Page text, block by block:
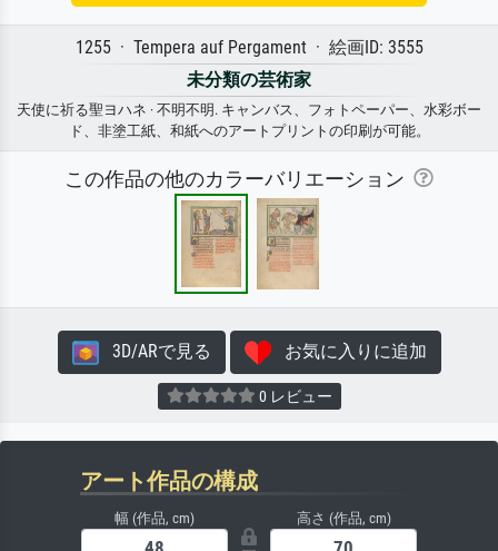
1255 · Tempera auf Pergament · 絵画ID: 3555
未分類の芸術家
天使に祈る聖ヨハネ · 不明不明. キャンバス、フォトペーパー、水彩ボー
ド、非塗工紙、和紙へのアートプリントの印刷が可能。
この作品の他のカラーバリエーション
3D/ARで見る お気に入りに追加
0 レビュー
アート作品の構成
幅 (作品, cm) 高さ (作品, cm)